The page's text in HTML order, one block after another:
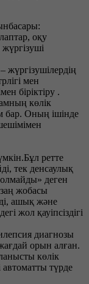
оқу
мен
біріктіру .
көлік
бар. Оның ішінде
ретте
тек денсаулық
деген
жобасы
ашық және
жол қауіпсіздігі
диагнозы
орын алған.
көлік
автоматты түрде